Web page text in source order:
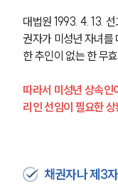
대법원 1993. 4. 13.
권자가 미성년 자녀를
한 추인이 없는 한 무
따라서 미성년 상속인
리인 선임이 필요한
채권자나 제3